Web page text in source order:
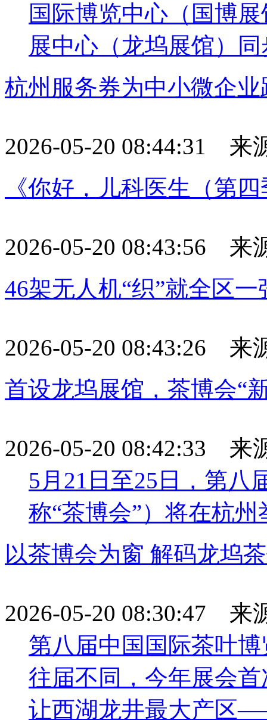
国际博览中心（国博
展中心（龙坞展馆）
杭州服务券为中小微企
2026-05-20 08:44:31 来
《你好，儿科医生（第
2026-05-20 08:43:56 来
46架无人机“织”就全区一
2026-05-20 08:43:26 来
首设龙坞展馆，茶博会“
2026-05-20 08:42:33 来
5月21日至25日，第八
称“茶博会”）将在杭州
以茶博会为窗 解码龙坞
2026-05-20 08:30:47 来
第八届中国国际茶叶
往届不同，今年展会
让西湖龙井最大产区